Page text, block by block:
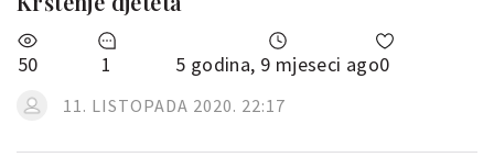
50 1 5 godina, 9 mjeseci ago0
11. LISTOPADA 2020. 22:17